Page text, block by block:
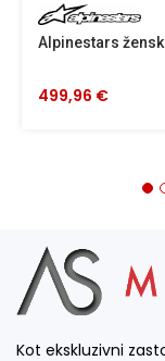
Alpinestars
499,96 €
Kot ekskluzivni